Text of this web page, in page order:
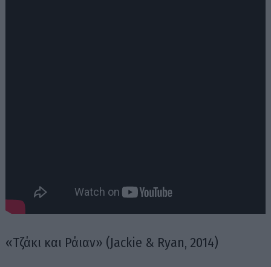
«Τζάκι και Ράιαν» (Jackie & Ryan, 2014)